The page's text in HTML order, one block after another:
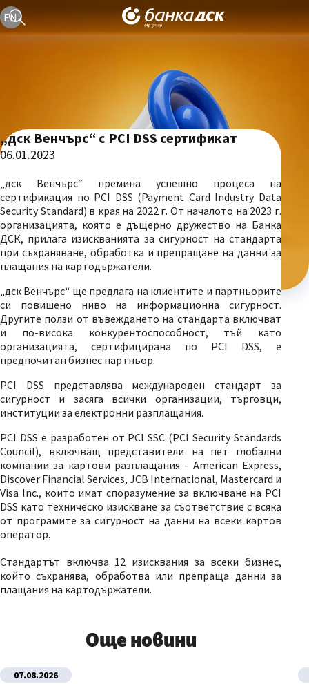
Текуща езикова версия е българска
EN
„дск Венчърс“ с PCI DSS сертификат
06.01.2023
„дск Венчърс“ премина успешно процеса на
сертификация по PCI DSS (Payment Card Industry Data
Security Standard) в края на 2022 г. От началото на 2023 г.
организацията, която е дъщерно дружество на Банка
ДСК, прилага изискванията за сигурност на стандарта
при съхраняване, обработка и препращане на данни за
плащания на картодържатели.
„дск Венчърс“ ще предлага на клиентите и партньорите
си повишено ниво на информационна сигурност.
Другите ползи от въвеждането на стандарта включват
и по-висока конкурентоспособност, тъй като
организацията, сертифицирана по PCI DSS, е
предпочитан бизнес партньор.
PCI DSS представлява международен стандарт за
сигурност и засяга всички организации, търговци,
институции за електронни разплащания.
PCI DSS е разработен от PCI SSC (PCI Security Standards
Council), включващ представители на пет глобални
компании за картови разплащания - American Express,
Discover Financial Services, JCB International, Mastercard и
Visa Inc., които имат споразумение за включване на PCI
DSS като техническо изискване за съответствие с всяка
от програмите за сигурност на данни на всеки картов
оператор.
Стандартът включва 12 изисквания за всеки бизнес,
който съхранява, обработва или препраща данни за
плащания на картодържатели.
Още новини
07.08.2026